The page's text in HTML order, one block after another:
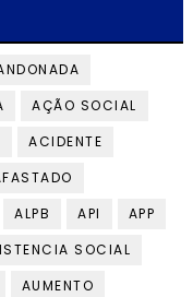
AÇÃO SOCIAL
ACIDENTE
ALPB API
APP
SOCIAL
AUMENTO